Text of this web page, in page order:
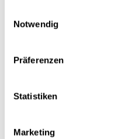
Notwendig
Präferenzen
Statistiken
Marketing
Gemeinde:
Zornheim
Bereich:
Einzellage: